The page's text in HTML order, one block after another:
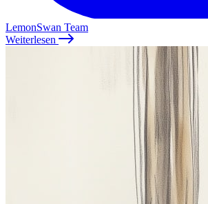
LemonSwan Team
Weiterlesen